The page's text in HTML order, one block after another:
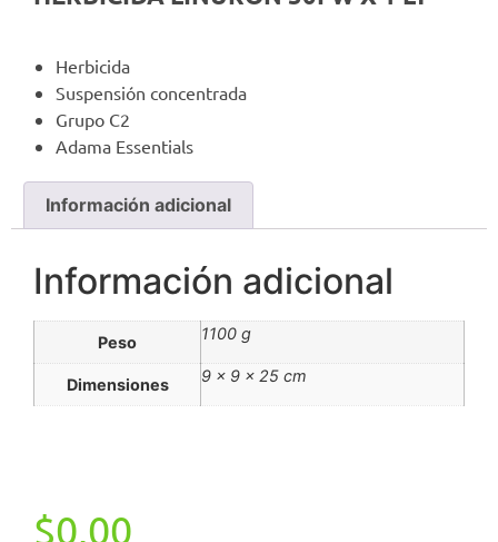
Herbicida
Suspensión concentrada
Grupo C2
Adama Essentials
Información adicional
Información adicional
Peso 1100 g
Dimensiones 9 × 9 × 25 cm
$0,00